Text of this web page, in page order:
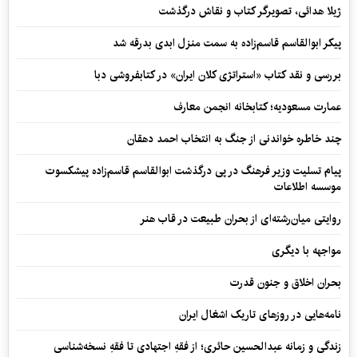
ژیلا هدائی، تصویرگر کتاب و نقاش درگذشت
پیکر ابوالقاسم قاسم‌زاده به سمت منزل ابدی بدرقه شد
بررسی و نقد کتاب «استراتژی کلان ایران» در کتابفروشی دبا
عمارت مسعودیه؛ کتابخانه انجمن معارف
چند خاطره خواندنی از جنگ به انتخاب احمد دهقان
پیام تسلیت وزیر فرهنگ در پی درگذشت ابوالقاسم قاسم‌زاده پیشکسوت
موسسه اطلاعات
روایتی میان‌رشته‌ای از بحران طبیعت در قاب هنر
مواجهه با دیگری
بحران اخلاق و جنون قدرت
نامه‌هایی در روزهای تاریک اشغال ایران
زندگی و زمانه عبدالحسین حائری؛ از فقهِ اجتهادی تا فقهِ نسخه‌شناسی